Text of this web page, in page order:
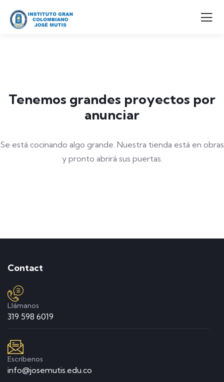
Tenemos grandes proyectos por
anunciar
Se está cocinando algo grande. Nuestra tienda está en obras
y pronto abrirá sus puertas.
Contact
Llámanos
319 598 6019
Escríbenos
info@josemutis.edu.co